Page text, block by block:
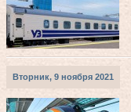
Вторник, 9 ноября 2021